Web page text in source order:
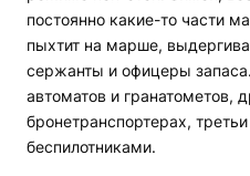
постоянно какие-то части
пыхтит на марше,
сержанты и офицеры
автоматов и гранатометов,
бронетранспортерах,
беспилотниками.